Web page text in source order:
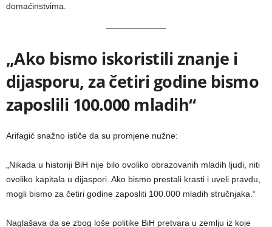
domaćinstvima.
„Ako bismo iskoristili znanje i
dijasporu, za četiri godine bismo
zaposlili 100.000 mladih“
Arifagić snažno ističe da su promjene nužne:
„Nikada u historiji BiH nije bilo ovoliko obrazovanih mladih ljudi, niti
ovoliko kapitala u dijaspori. Ako bismo prestali krasti i uveli pravdu,
mogli bismo za četiri godine zaposliti 100.000 mladih stručnjaka.“
Naglašava da se zbog loše politike BiH pretvara u zemlju iz koje